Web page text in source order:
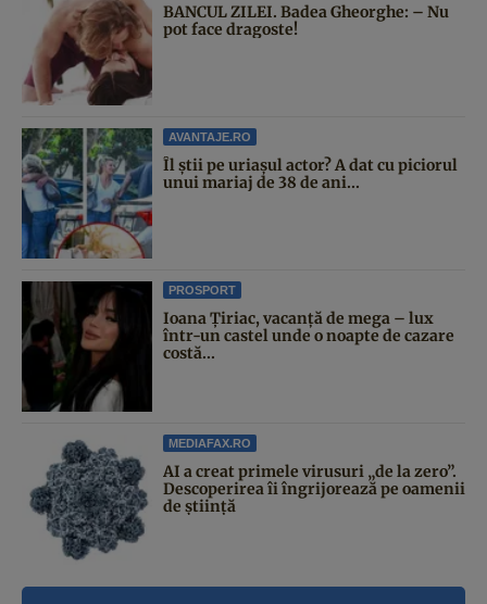
BANCUL ZILEI. Badea Gheorghe: – Nu
pot face dragoste!
AVANTAJE.RO
Îl știi pe uriașul actor? A dat cu piciorul
unui mariaj de 38 de ani...
PROSPORT
Ioana Țiriac, vacanță de mega – lux
într-un castel unde o noapte de cazare
costă...
MEDIAFAX.RO
AI a creat primele virusuri „de la zero”.
Descoperirea îi îngrijorează pe oamenii
de știință